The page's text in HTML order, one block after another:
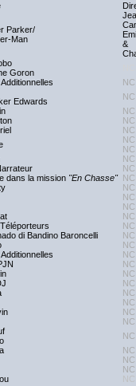
Parker/
Man
&
Goron
NC
NC
Edwards
NC
NC
NC
NC
NC
NC
NC
dans la mission "En Chasse" NC
NC
NC
NC
NC
NC
di Bandino Baroncelli
NC
NC
NC
NC
NC
NC
NC
NC
NC
NC
NC
NC
NC
NC
NC